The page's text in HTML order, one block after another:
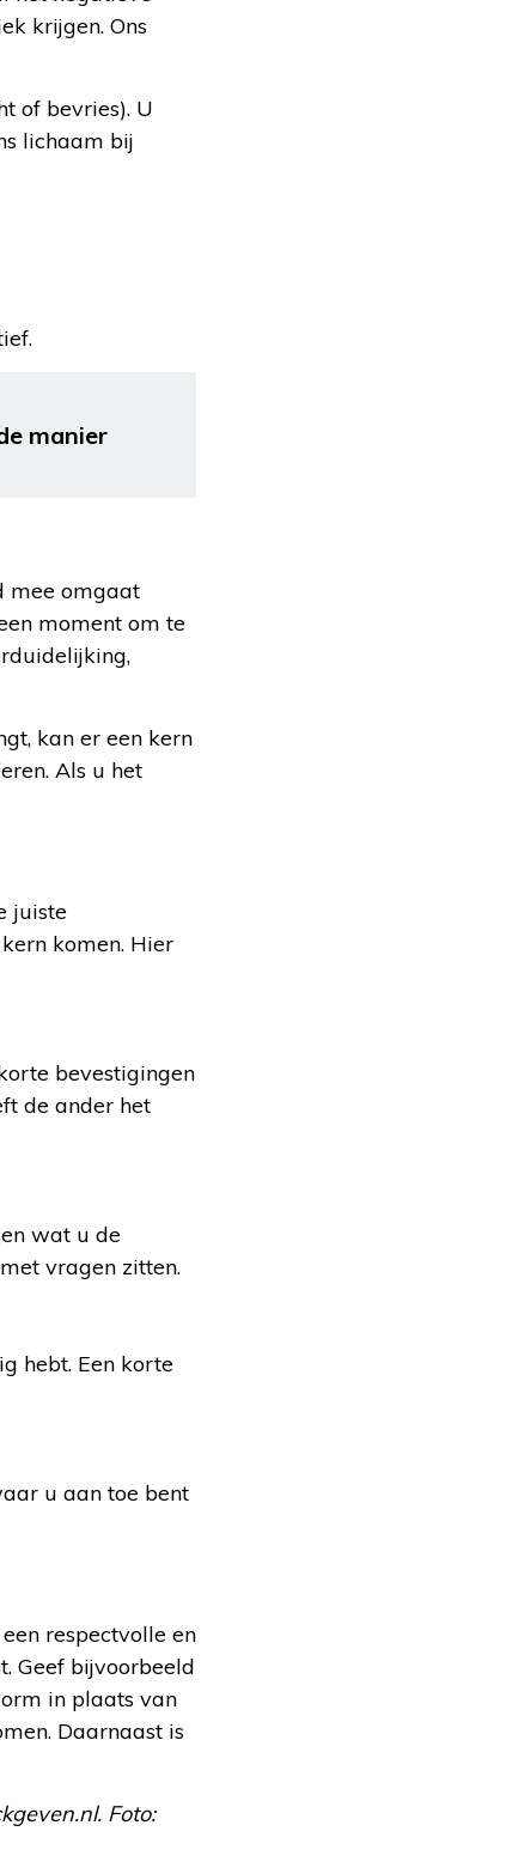
krijgen. Ons
of bevries). U
lichaam bij
manier
mee omgaat
moment om te
kan er een kern
Als u het
juiste
komen. Hier
bevestigingen
de ander het
wat u de
vragen zitten.
hebt. Een korte
u aan toe bent
respectvolle en
Geef bijvoorbeeld
in plaats van
Daarnaast is
Foto: